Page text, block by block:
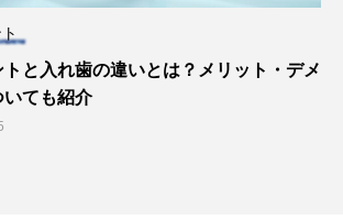
と入れ歯の違いとは？メリット・デメ
いても紹介